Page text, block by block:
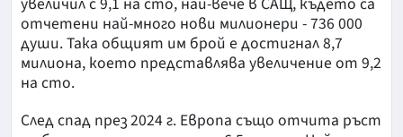
отчетени най-много нови милионери - 736 000
души. Така общият им брой е достигнал 8,7
милиона, което представлява увеличение от 9,2
на сто.
След спад през 2024 г. Европа също отчита ръст